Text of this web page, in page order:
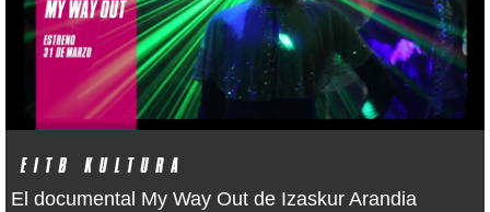
El documental My Way Out de Izaskur Arandia